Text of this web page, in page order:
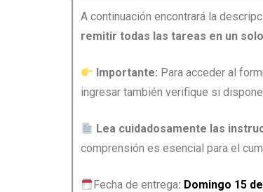
A continuación encontrará la
remitir todas las tareas en un
Importante: Para acceder al
ingresar también verifique si
Lea cuidadosamente las
comprensión es esencial para el
Fecha de entrega: Domingo 15